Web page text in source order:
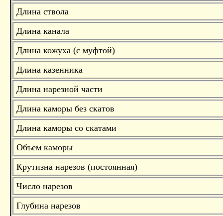
Длина ствола
Длина канала
Длина кожуха (с муфтой)
Длина казенника
Длина нарезной части
Длина каморы без скатов
Длина каморы со скатами
Объем каморы
Крутизна нарезов (постоянная)
Число нарезов
Глубина нарезов